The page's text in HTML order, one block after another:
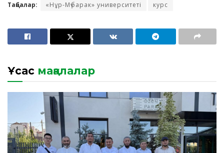
Таңбалар: «Нұр-Мүбарак» университеті курс
Ұқсас мақалалар